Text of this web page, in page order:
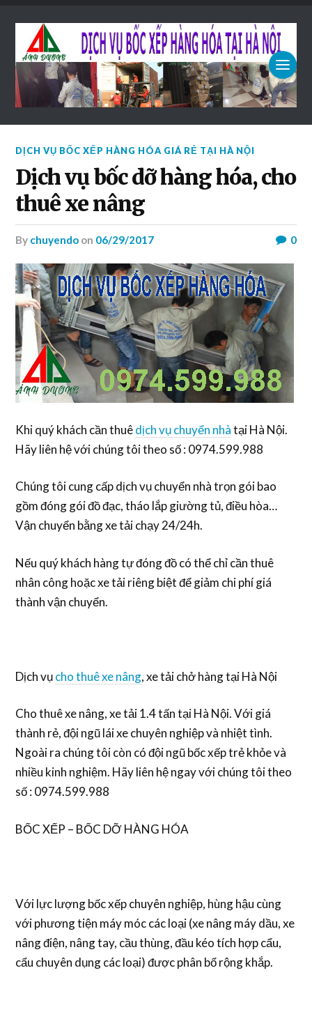
DỊCH VỤ BỐC XẾP HÀNG HÓA GIÁ RẺ TẠI HÀ NỘI
Dịch vụ bốc dỡ hàng hóa, cho
thuê xe nâng
by chuyendo on 06/29/2017 0
Khi quý khách cần thuêdịch vụ chuyển nhàtại Hà Nội.
Hãy liên hệ với chúng tôi theo số : 0974.599.988
Chúng tôi cung cấp dịch vụ chuyển nhà trọn gói bao
gồm đóng gói đồ đạc, tháo lắp giường tủ, điều hòa…
Vận chuyển bằng xe tải chạy 24/24h.
Nếu quý khách hàng tự đóng đồ có thể chỉ cần thuê
nhân công hoặc xe tải riêng biệt để giảm chi phí giá
thành vận chuyển.
Dịch vụcho thuê xe nâng, xe tải chở hàng tại Hà Nội
Cho thuê xe nâng, xe tải 1.4 tấn tại Hà Nội. Với giá
thành rẻ, đội ngũ lái xe chuyên nghiệp và nhiệt tình.
Ngoài ra chúng tôi còn có đội ngũ bốc xếp trẻ khỏe và
nhiều kinh nghiệm. Hãy liên hệ ngay với chúng tôi theo
số : 0974.599.988
BỐC XẾP – BỐC DỠ HÀNG HÓA
Với lực lượng bốc xếp chuyên nghiệp, hùng hậu cùng
với phương tiện máy móc các loại (xe nâng máy dầu, xe
nâng điện, nâng tay, cầu thùng, đầu kéo tích hợp cẩu,
cẩu chuyên dụng các loại) được phân bổ rộng khắp.